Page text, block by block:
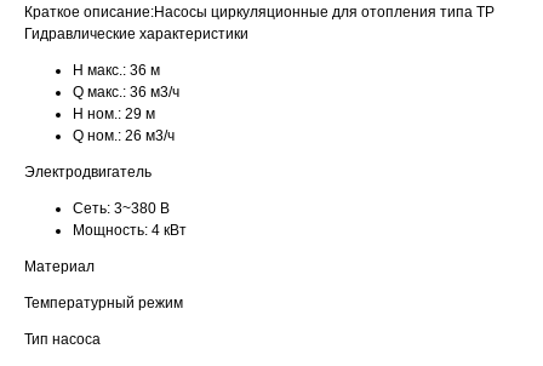
Краткое описание:Насосы циркуляционные для отопления типа TP
Гидравлические характеристики
H макс.: 36 м
Q макс.: 36 м3/ч
H ном.: 29 м
Q ном.: 26 м3/ч
Электродвигатель
Сеть: 3~380 В
Мощность: 4 кВт
Материал
Температурный режим
Тип насоса